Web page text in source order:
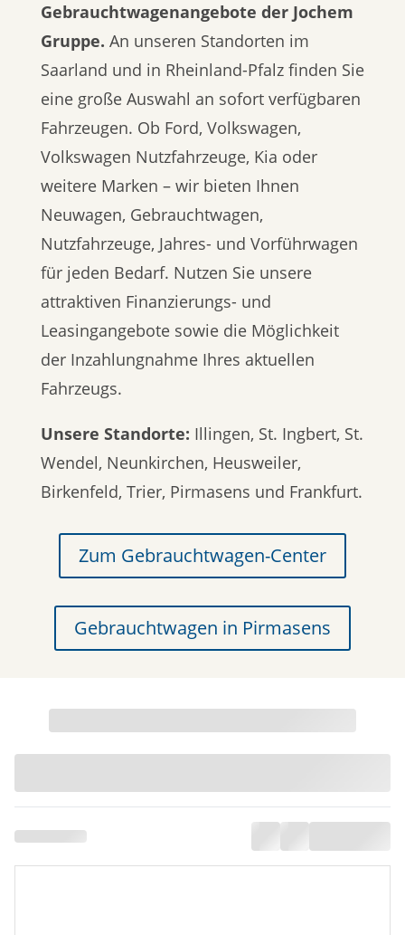
Gebrauchtwagenangebote der Jochem
Gruppe. An unseren Standorten im
Saarland und in Rheinland-Pfalz finden Sie
eine große Auswahl an sofort verfügbaren
Fahrzeugen. Ob Ford, Volkswagen,
Volkswagen Nutzfahrzeuge, Kia oder
weitere Marken – wir bieten Ihnen
Neuwagen, Gebrauchtwagen,
Nutzfahrzeuge, Jahres- und Vorführwagen
für jeden Bedarf. Nutzen Sie unsere
attraktiven Finanzierungs- und
Leasingangebote sowie die Möglichkeit
der Inzahlungnahme Ihres aktuellen
Fahrzeugs.
Unsere Standorte: Illingen, St. Ingbert, St.
Wendel, Neunkirchen, Heusweiler,
Birkenfeld, Trier, Pirmasens und Frankfurt.
Zum Gebrauchtwagen-Center
Gebrauchtwagen in Pirmasens